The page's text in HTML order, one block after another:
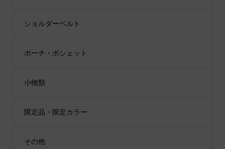
ショルダーベルト
ポーチ・ポシェット
小物類
限定品・限定カラー
その他